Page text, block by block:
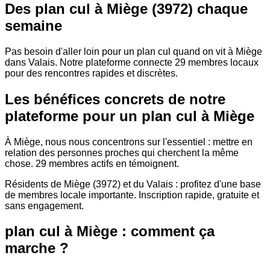
Des plan cul à Miège (3972) chaque
semaine
Pas besoin d'aller loin pour un plan cul quand on vit à Miège
dans Valais. Notre plateforme connecte 29 membres locaux
pour des rencontres rapides et discrètes.
Les bénéfices concrets de notre
plateforme pour un plan cul à Miège
À Miège, nous nous concentrons sur l'essentiel : mettre en
relation des personnes proches qui cherchent la même
chose. 29 membres actifs en témoignent.
Résidents de Miège (3972) et du Valais : profitez d'une base
de membres locale importante. Inscription rapide, gratuite et
sans engagement.
plan cul à Miège : comment ça
marche ?